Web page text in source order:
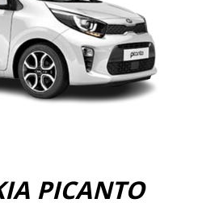
PICANTO